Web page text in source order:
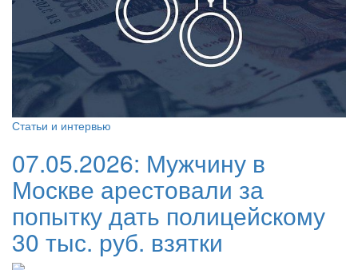
Статьи и интервью
07.05.2026: Мужчину в
Москве арестовали за
попытку дать полицейскому
30 тыс. руб. взятки